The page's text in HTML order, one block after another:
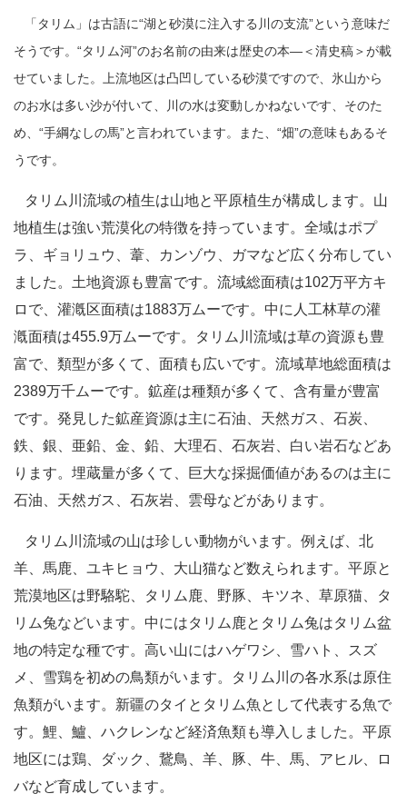
「 タリム」は古語に“湖と砂漠に注入する川の支流”という意味だ
そうです。“タリム河”のお名前の由来は歴史の本―＜清史稿＞が載
せていました。上流地区は凸凹している砂漠ですので、氷山から
のお水は多い沙が付いて、川の水は変動しかねないです、そのた
め、“手綱なしの馬”と言われています。また、“畑”の意味もあるそ
うです。
タリム川流域の植生は山地と平原植生が構成します。山
地植生は強い荒漠化の特徴を持っています。全域はポプ
ラ、ギョリュウ、葦、カンゾウ、ガマなど広く分布してい
ました。土地資源も豊富です。流域総面積は102万平方キ
ロで、灌漑区面積は1883万ムーです。中に人工林草の灌
漑面積は455.9万ムーです。タリム川流域は草の資源も豊
富で、類型が多くて、面積も広いです。流域草地総面積は
2389万千ムーです。鉱産は種類が多くて、含有量が豊富
です。発見した鉱産資源は主に石油、天然ガス、石炭、
鉄、銀、亜鉛、金、鉛、大理石、石灰岩、白い岩石などあ
ります。埋蔵量が多くて、巨大な採掘価値があるのは主に
石油、天然ガス、石灰岩、雲母などがあります。
タリム川流域の山は珍しい動物がいます。例えば、北
羊、馬鹿、ユキヒョウ、大山猫など数えられます。平原と
荒漠地区は野駱駝、タリム鹿、野豚、キツネ、草原猫、タ
リム兔などいます。中にはタリム鹿とタリム兔はタリム盆
地の特定な種です。高い山にはハゲワシ、雪ハト、スズ
メ、雪鶏を初めの鳥類がいます。タリム川の各水系は原住
魚類がいます。新疆のタイとタリム魚として代表する魚で
す。鯉、鱸、ハクレンなど経済魚類も導入しました。平原
地区には鶏、ダック、鵞鳥、羊、豚、牛、馬、アヒル、ロ
バなど育成しています。